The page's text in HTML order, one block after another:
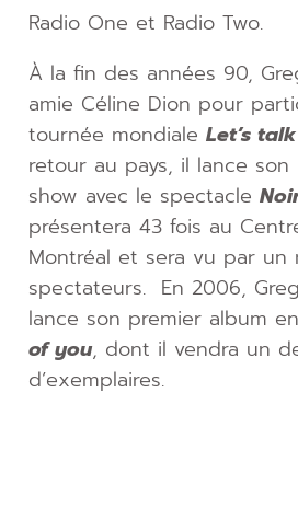
Radio One et Radio Two.
À la fin des années 90,
amie Céline Dion pour
tournée mondiale Let’s
retour au pays, il lance
show avec le spectacle
présentera 43 fois au
Montréal et sera vu par un
spectateurs. En 2006,
lance son premier album
of you, dont il vendra un
d’exemplaires.